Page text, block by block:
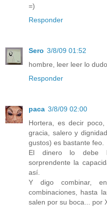
=)
Responder
Sero 3/8/09 01:52
hombre, leer leer lo dudo
Responder
paca 3/8/09 02:00
Hortera, es decir
gracia, salero y
gustos) es bastante feo.
El dinero lo debe
sorprendente la
así.
Y digo combinar,
combinaciones, hasta
salen por su boca... por